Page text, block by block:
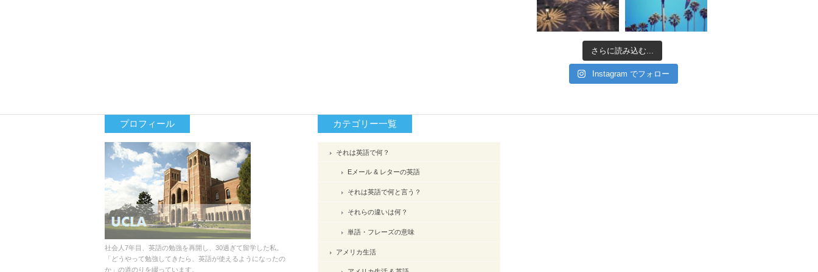
さらに読み込む...
Instagram でフォロー
プロフィール
社会人7年目、英語の勉強を再開し、30過ぎて留学した私。
「どうやって勉強してきたら、英語が使えるようになったの
か」の道のりを綴っています。
カテゴリー一覧
それは英語で何？
Eメール & レターの英語
それは英語で何と言う？
それらの違いは何？
単語・フレーズの意味
アメリカ生活